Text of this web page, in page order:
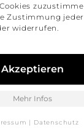
in munich.
geltenden
beinhalten Rabatte,
Seiten unserer
Stylaholic führt
und es kann daher
abweichend
Shop nicht
Darüber hinaus
Zustimmung
widerrufen.
Akzeptieren
Mehr Infos
| Datenschutz